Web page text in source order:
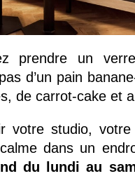
prendre un
d’un pain
de carrot-cake et
votre studio,
dans un
du lundi au